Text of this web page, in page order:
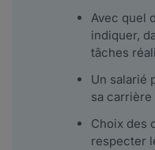
Avec quel
indiquer,
tâches
Un salarié
sa
Choix des
respecter